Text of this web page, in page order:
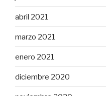
abril 2021
marzo 2021
enero 2021
diciembre 2020